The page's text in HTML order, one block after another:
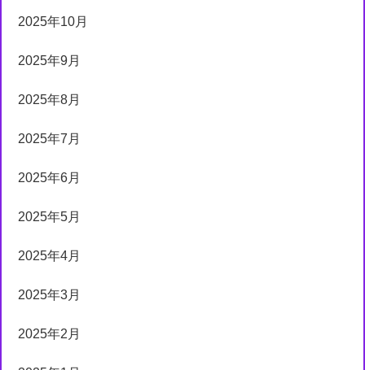
2025年10月
2025年9月
2025年8月
2025年7月
2025年6月
2025年5月
2025年4月
2025年3月
2025年2月